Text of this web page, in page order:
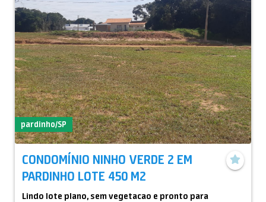
pardinho/SP
CONDOMÍNIO NINHO VERDE 2 EM
PARDINHO LOTE 450 M2
Lindo lote plano, sem vegetacao e pronto para